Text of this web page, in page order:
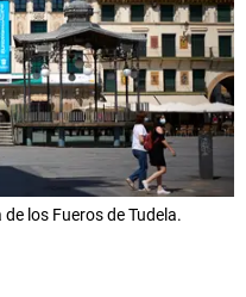
los Fueros de Tudela.